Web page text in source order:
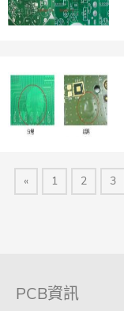
« 1 2 3
PCB資訊